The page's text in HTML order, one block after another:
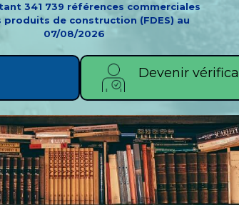
341 739 références commerciales
produits de construction (FDES) au
07/08/2026
Devenir